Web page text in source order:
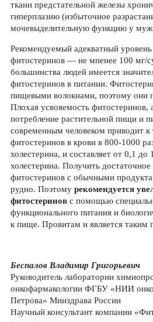
ткани предстательной железы
гиперплазию (избыточное
мочевыделительную функцию у
Рекомендуемый адекватный
фитостеринов — не мпенее 100 мг/
большинства людей имеется
фитостеринов в питании.
пищевыми волокнами, поэтому они
Плохая усвояемость фитостеринов,
потребление растительной пищи и
современным человеком приводит к
фитостеринов в крови в 800-1000
холестерина, и составляет от 0,1 до
холестерина. Получить достаточное
фитостеринов с обычными
рудно. Поэтому рекомендуется
фитостериновс помощью
функционального питания и
к пище. Провитам и является таким
Беспалов Владимир Григорьевич
Руководитель лаборатории
онкофармакологии ФГБУ «НИИ
Петрова» Минздрава России
Научный консультант компании